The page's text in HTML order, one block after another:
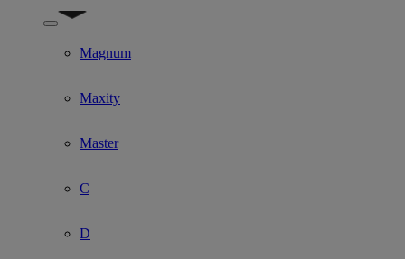
Show submenu for Model
Magnum
Maxity
Master
C
D